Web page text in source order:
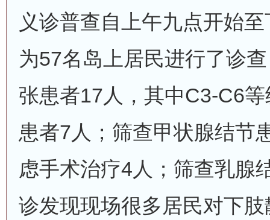
义诊普查自上午九点开始
为57名岛上居民进行了诊
张患者17人，其中C3-C6
患者7人；筛查甲状腺结节
虑手术治疗4人；筛查乳腺
诊发现现场很多居民对下